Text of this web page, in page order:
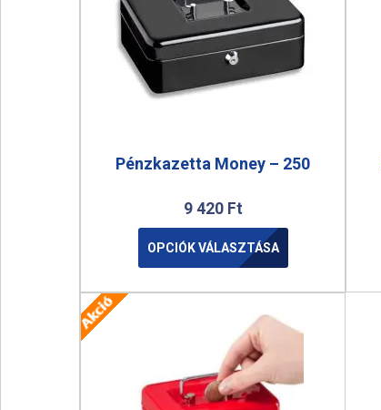
Pénzkazetta Money – 250
9 420 Ft
OPCIÓK VÁLASZTÁSA